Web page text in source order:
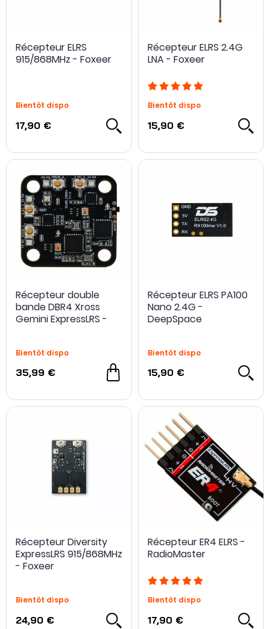
Récepteur ELRS
915/868MHz - Foxeer
Bientôt dispo
17,90 €
Récepteur ELRS 2.4G
LNA - Foxeer
Bientôt dispo
15,90 €
Récepteur double
bande DBR4 Xross
Gemini ExpressLRS -
Bientôt dispo
35,99 €
Récepteur ELRS PA100
Nano 2.4G -
DeepSpace
Bientôt dispo
15,90 €
Récepteur Diversity
ExpressLRS 915/868MHz
- Foxeer
Bientôt dispo
24,90 €
Récepteur ER4 ELRS -
RadioMaster
Bientôt dispo
17,90 €